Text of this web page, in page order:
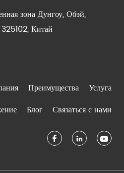
зона Дунгоу, Обэй,
Китай
Преимущества
Услуга
Блог Связаться с нами